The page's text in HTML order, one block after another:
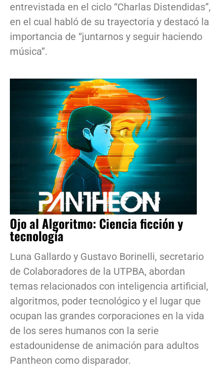
entrevistada en el ciclo “Charlas Distendidas”,
en el cual habló de su trayectoria y destacó la
importancia de “juntarnos y seguir haciendo
música”.
Ojo al Algoritmo: Ciencia ficción y
tecnología
Luna Gallardo y Gustavo Borinelli, secretario
de Colaboradores de la UTPBA, abordan
temas relacionados con inteligencia artificial,
algoritmos, poder tecnológico y el lugar que
ocupan las grandes corporaciones en la vida
de los seres humanos con la serie
estadounidense de animación para adultos
Pantheon como disparador.